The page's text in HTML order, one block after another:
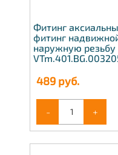
Фитинг
фитинг
наружную резьбу
489 руб.
- +